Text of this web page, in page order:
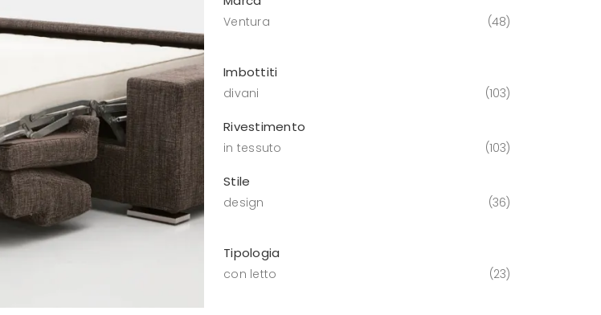
Ventura 48
Imbottiti
divani 103
Rivestimento
in tessuto 103
Stile
design 36
Tipologia
con letto 23